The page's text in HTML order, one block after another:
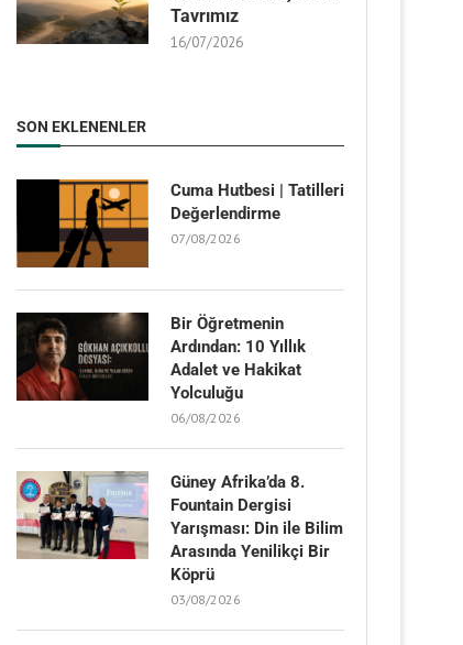
Tavrımız
16/07/2026
SON EKLENENLER
Cuma Hutbesi | Tatilleri
Değerlendirme
07/08/2026
Bir Öğretmenin
Ardından: 10 Yıllık
Adalet ve Hakikat
Yolculuğu
06/08/2026
Güney Afrika’da 8.
Fountain Dergisi
Yarışması: Din ile Bilim
Arasında Yenilikçi Bir
Köprü
03/08/2026